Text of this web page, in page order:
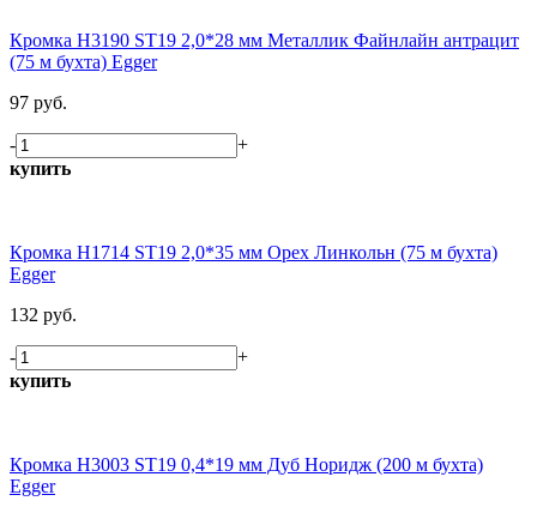
Кромка H3190 ST19 2,0*28 мм Металлик Файнлайн антрацит
(75 м бухта) Egger
97 руб.
-
+
купить
Кромка H1714 ST19 2,0*35 мм Орех Линкольн (75 м бухта)
Egger
132 руб.
-
+
купить
Кромка H3003 ST19 0,4*19 мм Дуб Норидж (200 м бухта)
Egger